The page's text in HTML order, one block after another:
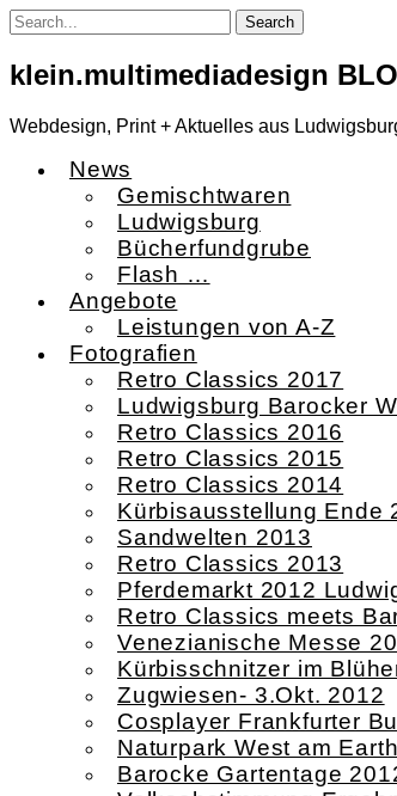
Skip
to
content
klein.multimediadesign
Webdesign, Print + Aktuelles aus
News
Gemischtwaren
Ludwigsburg
Bücherfundgrube
Flash …
Angebote
Leistungen von A-Z
Fotografien
Retro Classics 2017
Ludwigsburg Barocker
Retro Classics 2016
Retro Classics 2015
Retro Classics 2014
Kürbisausstellung Ende
Sandwelten 2013
Retro Classics 2013
Pferdemarkt 2012
Retro Classics meets
Venezianische Messe
Kürbisschnitzer im
Zugwiesen- 3.Okt. 2012
Cosplayer Frankfurter
Naturpark West am
Barocke Gartentage